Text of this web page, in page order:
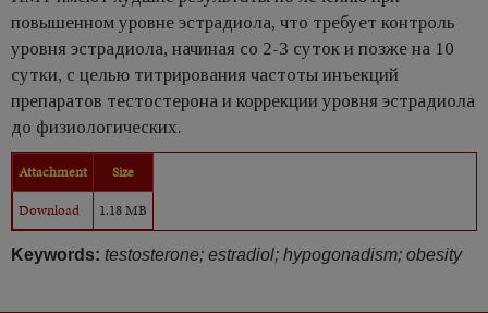
повышенном уровне эстрадиола, что требует контроль
уровня эстрадиола, начиная со 2-3 суток и позже на 10
сутки, с целью титрирования частоты инъекций
препаратов тестостерона и коррекции уровня эстрадиола
до физиологических.
Attachment
Size
Download
1.18 MB
Keywords: testosterone; estradiol; hypogonadism; obesity